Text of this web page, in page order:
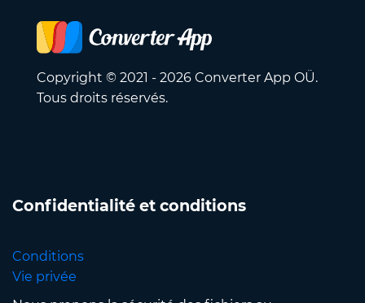
Copyright © 2021 - 2026 Converter App OÜ.
Tous droits réservés.
Confidentialité et conditions
Conditions
Vie privée